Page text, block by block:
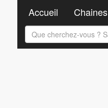
Accueil Chaines